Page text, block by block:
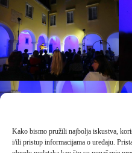
Kako bismo pružili najbolja iskustva,
i/ili pristup informacijama o uređaju.